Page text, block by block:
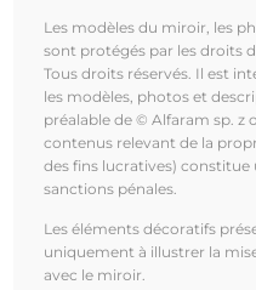
Les modèles du miroir, les
sont protégés par les droits
Tous droits réservés. Il est
les modèles, photos et
préalable de © Alfaram sp. z
contenus relevant de la
des fins lucratives)
sanctions pénales.
Les éléments décoratifs
uniquement à illustrer la
avec le miroir.